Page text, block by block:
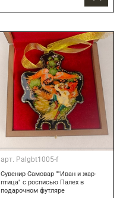
арт. Palgbt1005-f
Сувенир Самовар ""Иван и жар-
птица" с росписью Палех в
подарочном футляре